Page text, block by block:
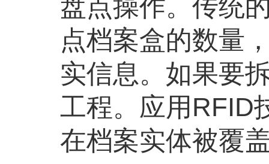
盘点操作。传统
点档案盒的数量
实信息。如果要
工程。应用RFID
在档案实体被覆